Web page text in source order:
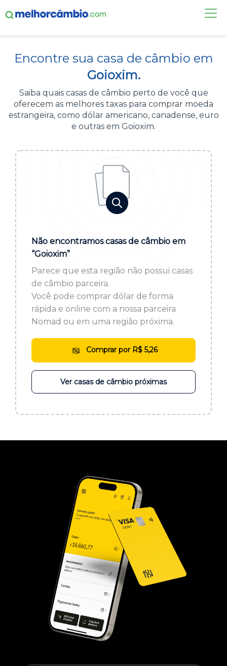
CASAS DE CÂMBIO
DÓLAR HOJE
ALERTA DE CÂMBIO
Acesse sua conta:
BROKER DE OFERTAS
ou cadastre-se se ainda não tem registro:
Encontre sua casa de câmbio em
Goioxim.
Saiba quais casas de câmbio perto de você que
oferecem as melhores taxas para comprar moeda
estrangeira, como dólar americano, canadense, euro
e outras em Goioxim.
Não encontramos casas de câmbio em
“Goioxim”
Parece que esta região não possui casas
de câmbio parceira.
Você pode comprar dólar de forma
rápida e online com a nossa parceira
Nomad ou em uma região próxima.
Comprar por R$ 5,26
Ver casas de câmbio próximas